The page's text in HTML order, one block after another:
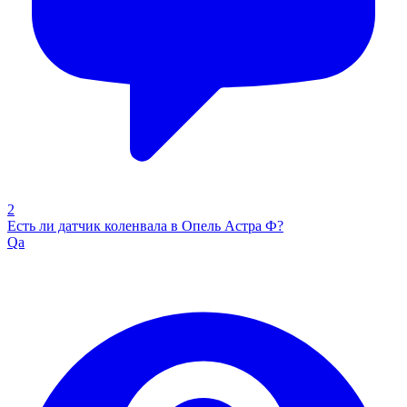
2
Есть ли датчик коленвала в Опель Астра Ф?
Qa